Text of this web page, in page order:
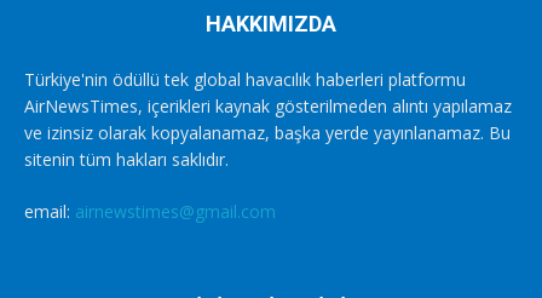
HAKKIMIZDA
Türkiye'nin ödüllü tek global havacılık haberleri platformu
AirNewsTimes, içerikleri kaynak gösterilmeden alıntı yapılamaz
ve izinsiz olarak kopyalanamaz, başka yerde yayınlanamaz. Bu
sitenin tüm hakları saklıdır.
email: airnewstimes@gmail.com